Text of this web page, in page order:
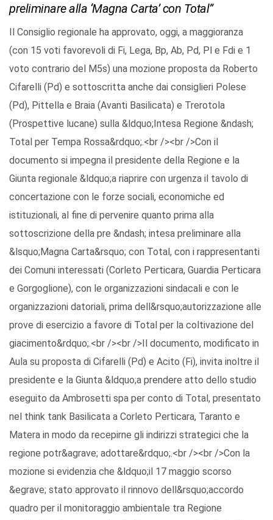
preliminare alla ‘Magna Carta’ con Total”
Il Consiglio regionale ha approvato, oggi, a maggioranza
(con 15 voti favorevoli di Fi, Lega, Bp, Ab, Pd, Pl e Fdi e 1
voto contrario del M5s) una mozione proposta da Roberto
Cifarelli (Pd) e sottoscritta anche dai consiglieri Polese
(Pd), Pittella e Braia (Avanti Basilicata) e Trerotola
(Prospettive lucane) sulla &ldquo;Intesa Regione &ndash;
Total per Tempa Rossa&rdquo;.<br /><br />Con il
documento si impegna il presidente della Regione e la
Giunta regionale &ldquo;a riaprire con urgenza il tavolo di
concertazione con le forze sociali, economiche ed
istituzionali, al fine di pervenire quanto prima alla
sottoscrizione della pre &ndash; intesa preliminare alla
&lsquo;Magna Carta&rsquo; con Total, con i rappresentanti
dei Comuni interessati (Corleto Perticara, Guardia Perticara
e Gorgoglione), con le organizzazioni sindacali e con le
organizzazioni datoriali, prima dell&rsquo;autorizzazione alle
prove di esercizio a favore di Total per la coltivazione del
giacimento&rdquo;.<br /><br />Il documento, modificato in
Aula su proposta di Cifarelli (Pd) e Acito (Fi), invita inoltre il
presidente e la Giunta &ldquo;a prendere atto dello studio
eseguito da Ambrosetti spa per conto di Total, presentato
nel think tank Basilicata a Corleto Perticara, Taranto e
Matera in modo da recepirne gli indirizzi strategici che la
regione potr&agrave; adottare&rdquo;.<br /><br />Con la
mozione si evidenzia che &ldquo;il 17 maggio scorso
&egrave; stato approvato il rinnovo dell&rsquo;accordo
quadro per il monitoraggio ambientale tra Regione